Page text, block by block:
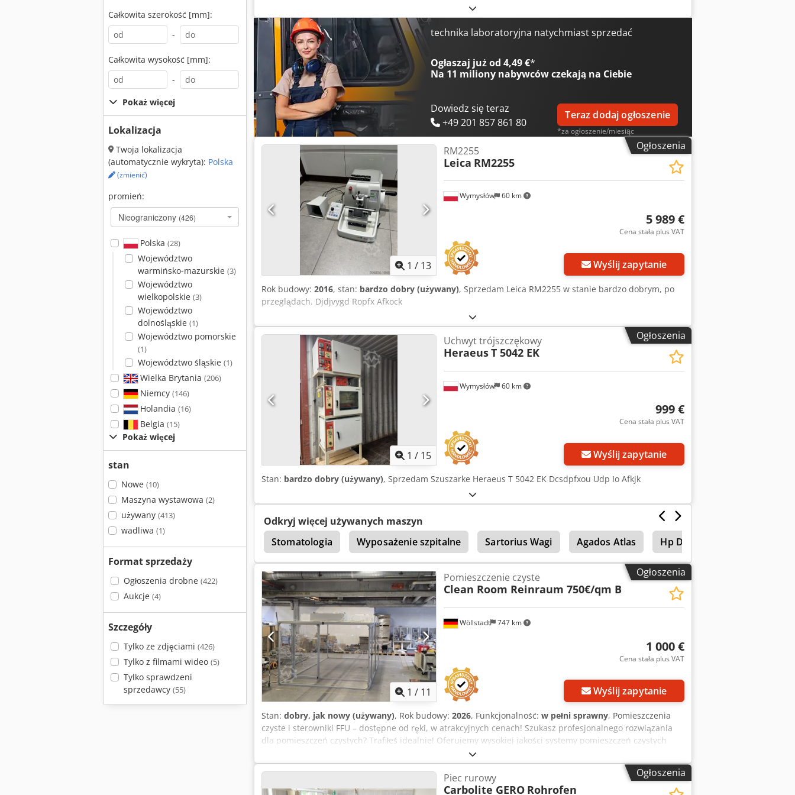
Całkowita szerokość [mm]:
-
Całkowita wysokość [mm]:
-
Pokaż więcej
Lokalizacja
Twoja lokalizacja
(automatycznie wykryta): Polska
(zmienić)
promień:
Nieograniczony (426)
Polska (28)
Województwo
warmińsko-mazurskie (3)
Województwo
wielkopolskie (3)
Województwo
dolnośląskie (1)
Województwo pomorskie
(1)
Województwo śląskie (1)
Wielka Brytania (206)
Niemcy (146)
Holandia (16)
Belgia (15)
Pokaż więcej
stan
Nowe (10)
Maszyna wystawowa (2)
używany (413)
wadliwa (1)
Format sprzedaży
Ogłoszenia drobne (422)
Aukcje (4)
Szczegóły
Tylko ze zdjęciami (426)
Tylko z filmami wideo (5)
Tylko sprawdzeni
sprzedawcy (55)
technika laboratoryjna natychmiast sprzedać
Ogłaszaj już od 4,49 €*
Na 11 miliony nabywcówczekają na Ciebie
Dowiedz się teraz
+49 201 857 861 80
Teraz dodaj ogłoszenie
*za ogłoszenie/miesiąc
Ogłoszenia
1 / 13
Wymysłów 60 km
RM2255
Leica RM2255
5 989 €
Cena stała plus VAT
Wyślij zapytanie
Rok budowy: 2016, stan: bardzo dobry (używany), Sprzedam Leica RM2255 w stanie bardzo dobrym, po
przeglądach. Djdjvygd Ropfx Afkock
Ogłoszenia
1 / 15
Wymysłów 60 km
Uchwyt trójszczękowy
HeraeusT 5042 EK
999 €
Cena stała plus VAT
Wyślij zapytanie
Stan: bardzo dobry (używany), Sprzedam Szuszarke Heraeus T 5042 EK Dcsdpfxou Udp Io Afkjk
Odkryj więcej używanych maszyn
Stomatologia
Wyposażenie szpitalne Sartorius Wagi Agados Atlas Hp Drukarki
Ogłoszenia
1 / 11
Wöllstadt 747 km
Pomieszczenie czyste
Clean Room Reinraum 750€/qm B
1 000 €
Cena stała plus VAT
Wyślij zapytanie
Stan: dobry, jak nowy (używany), Rok budowy: 2026, Funkcjonalność: w pełni sprawny, Pomieszczenia
czyste i sterowniki FFU – dostępne od ręki, w atrakcyjnych cenach! Szukasz profesjonalnego rozwiązania
dla pomieszczeń czystych? Trafiłeś idealnie! Oferujemy wysokiej jakości systemy pomieszczeń czystych
oraz technikę sterowania bezpośrednio z własnych zasobów – bez długiego czasu oczekiwania, na
korzystnych warunkach. Sterowniki Filter Fan Unit (FFU) – dostępne od zaraz! Dedsrlm Rvopfx Afksck ✔ 10
sztuk dostępnych natychmiast ✔ W zestawie cyfrowa jednostka sterująca ✔ Nowe – 1 000 € za sztukę
Twoje pomieszczenie czyste – według Twoich wymiarów i wymagań Projektujemy, dostarczamy i budujemy
Ogłoszenia
Piec rurowy
Carbolite GERO Rohrofen